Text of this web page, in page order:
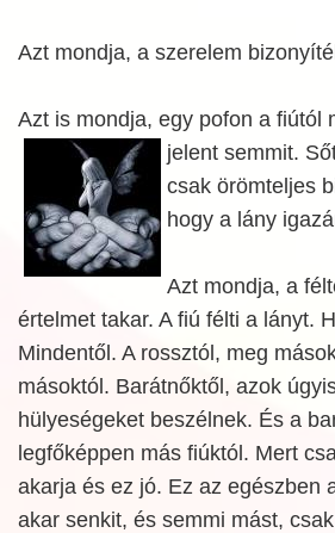
Azt mondja, a szerelem
Azt is mondja, egy pofon a fiútól
jelent semmit.
csak örömteljes
hogy a lány
Azt mondja, a
értelmet takar. A fiú félti a lányt.
Mindentől. A rossztól, meg
másoktól. Barátnőktől, azok
hülyeségeket beszélnek. És a
legfőképpen más fiúktól. Mert
akarja és ez jó. Ez az egészben
akar senkit, és semmi mást,